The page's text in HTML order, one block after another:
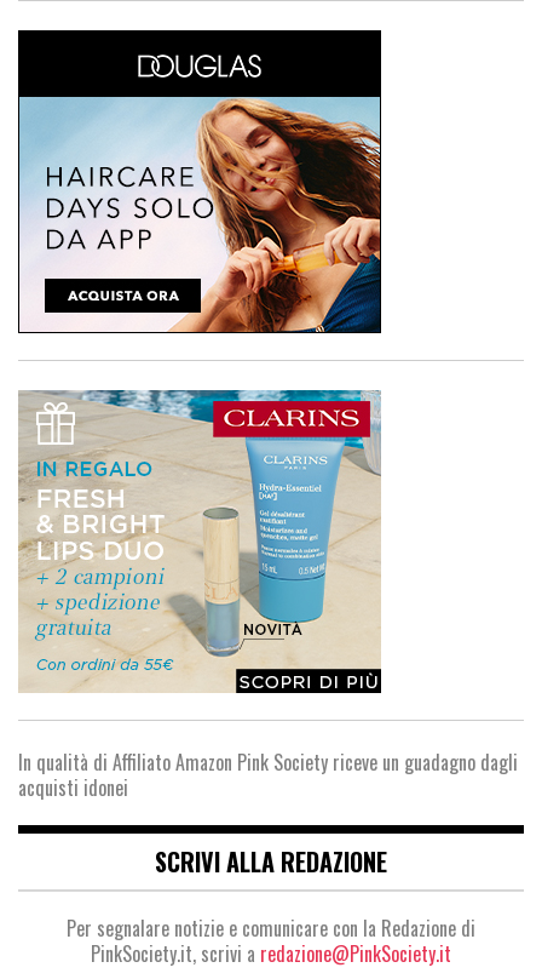
In qualità di Affiliato Amazon Pink Society riceve un guadagno dagli
acquisti idonei
SCRIVI ALLA REDAZIONE
Per segnalare notizie e comunicare con la Redazione di
PinkSociety.it, scrivi a redazione@PinkSociety.it